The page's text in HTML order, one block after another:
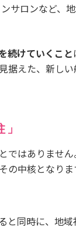
サロンなど、
続けていくこと
据えた、新し
ではありませ
中核となりま
と同時に、地